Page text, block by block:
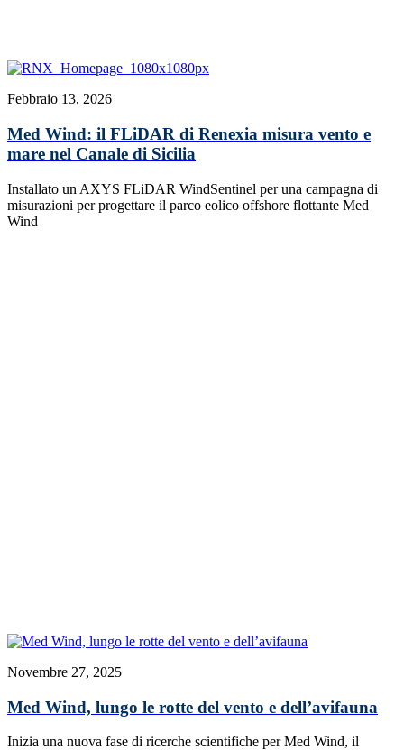
Febbraio 13, 2026
Med Wind: il FLiDAR di Renexia misura vento e
mare nel Canale di Sicilia
Installato un AXYS FLiDAR WindSentinel per una campagna di
misurazioni per progettare il parco eolico offshore flottante Med
Wind
Novembre 27, 2025
Med Wind, lungo le rotte del vento e dell’avifauna
Inizia una nuova fase di ricerche scientifiche per Med Wind, il